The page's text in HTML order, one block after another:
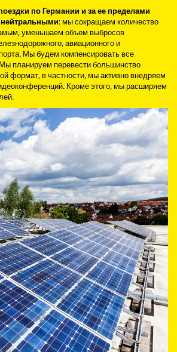
по Германии и за ее пределами
нейтральными: мы сокращаем количество
уменьшаем объем выбросов
авиационного и
Мы будем компенсировать все
планируем перевести большинство
формат, в частности, мы активно внедряем
Кроме этого, мы расширяем